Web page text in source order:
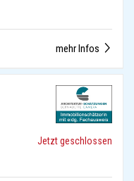
mehr Infos
Jetzt geschlossen